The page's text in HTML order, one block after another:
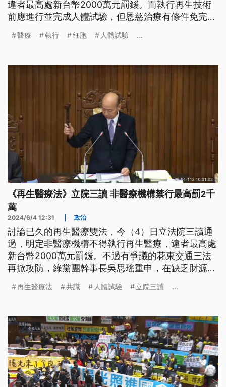
違者最高處新台幣2000萬元罰鍰。而執行再生技術
前應進行並完成人體試驗，但恩慈治療有條件免完成
醫療 執行 細胞 人體試驗 ...
《再生醫療法》立院三讀 非醫療機構禁行最高罰2千
萬
2024/6/4 12:31 政治
討論已久的再生醫療雙法，今（4）日立法院三讀通
過，明定非醫療機構不得執行再生醫療，違者最高處
新台幣2000萬元罰鍰。不過有爭議的花東交通三法
再掀攻防，綠黨團幹事長吳思瑤重申，在缺乏財源籌
傅崐萁表態不管是國道6號、環島高鐵都是比照台灣
過關，傳出黨團內有雜音，傅崐萁也改口法案會在黨
內有共識才推動。
再生醫療法 共識 人體試驗 立院三讀 ...